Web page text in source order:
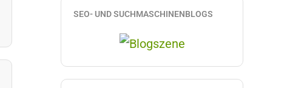
SEO- UND SUCHMASCHINENBLOGS